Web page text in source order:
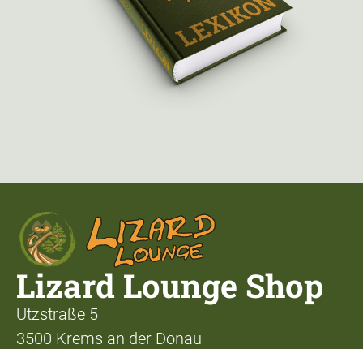
Lizard Lounge Shop
Utzstraße 5
3500 Krems an der Donau